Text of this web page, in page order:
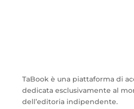
TaBook è una piattaforma di
dedicata esclusivamente al
dell’editoria indipendente.